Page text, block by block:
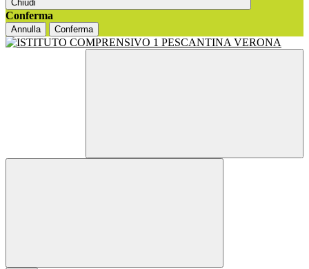
Chiudi
Conferma
Annulla Conferma